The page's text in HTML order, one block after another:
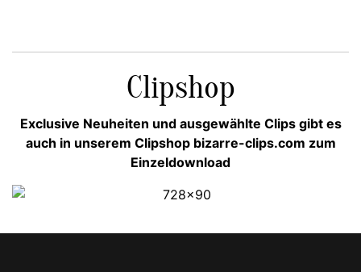
Clipshop
Exclusive Neuheiten und ausgewählte Clips gibt es
auch in unserem Clipshop bizarre-clips.com zum
Einzeldownload